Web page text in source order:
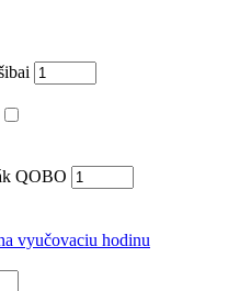
QOBO